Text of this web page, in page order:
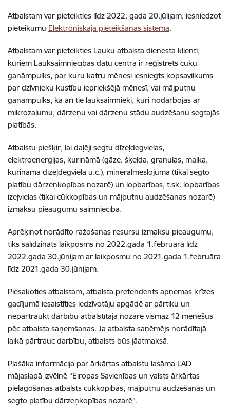
Atbalstam var pieteikties līdz 2022. gada 20.jūlijam, iesniedzot
pieteikumu Elektroniskajā pieteikšanās sistēmā.
Atbalstam var pieteikties Lauku atbalsta dienesta klienti,
kuriem Lauksaimniecības datu centrā ir reģistrēts cūku
ganāmpulks, par kuru katru mēnesi iesniegts kopsavilkums
par dzīvnieku kustību iepriekšējā mēnesī, vai mājputnu
ganāmpulks, kā arī tie lauksaimnieki, kuri nodarbojas ar
mikrozaļumu, dārzeņu vai dārzeņu stādu audzēšanu segtajās
platībās.
Atbalstu piešķir, lai daļēji segtu dīzeļdegvielas,
elektroenerģijas, kurināmā (gāze, šķelda, granulas, malka,
kurināmā dīzeļdegviela u.c.), minerālmēslojuma (tikai segto
platību dārzeņkopības nozarē) un lopbarības, t.sk. lopbarības
izejvielas (tikai cūkkopības un mājputnu audzēšanas nozarē)
izmaksu pieaugumu saimniecībā.
Aprēķinot norādīto ražošanas resursu izmaksu pieaugumu,
tiks salīdzināts laikposms no 2022.gada 1.februāra līdz
2022.gada 30.jūnijam ar laikposmu no 2021.gada 1.februāra
līdz 2021.gada 30.jūnijam.
Piesakoties atbalstam, atbalsta pretendents apņemas krīzes
gadījumā iesaistīties iedzīvotāju apgādē ar pārtiku un
nepārtraukt darbību atbalstītajā nozarē vismaz 12 mēnešus
pēc atbalsta saņemšanas. Ja atbalsta saņēmējs norādītajā
laikā pārtrauc darbību, atbalsts būs jāatmaksā.
Plašāka informācija par ārkārtas atbalstu lasāma LAD
mājaslapā izvēlnē “Eiropas Savienības un valsts ārkārtas
pielāgošanas atbalsts cūkkopības, mājputnu audzēšanas un
segto platību dārzeņkopības nozarē”.